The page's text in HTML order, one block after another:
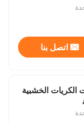
اتصل بنا
الكريات الخشبية